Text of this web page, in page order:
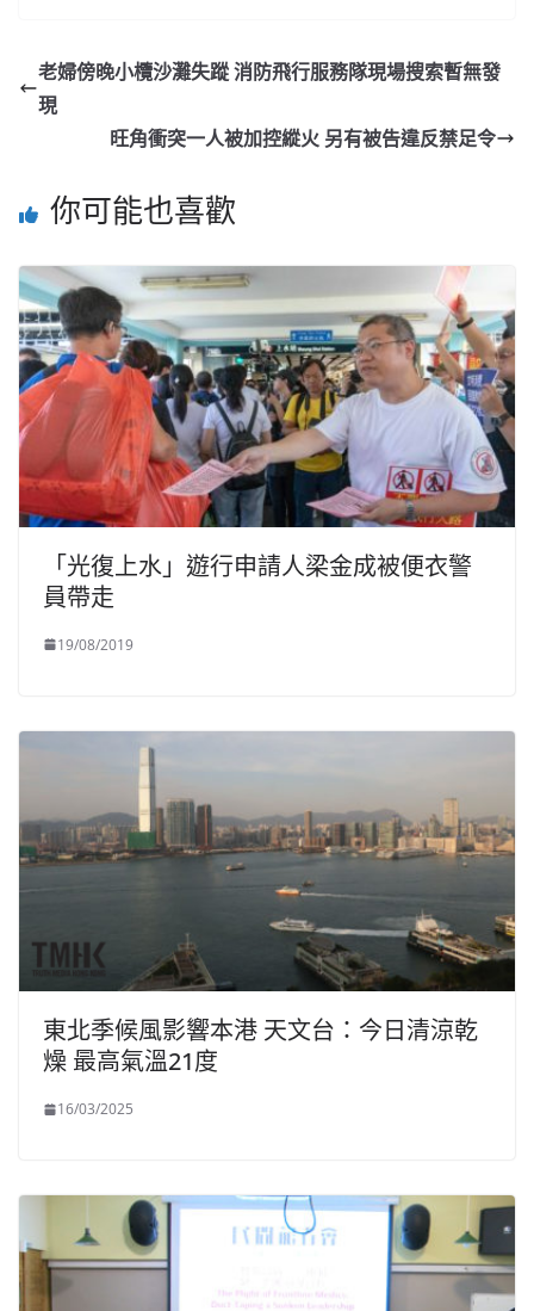
老婦傍晚小欖沙灘失蹤 消防飛行服務隊現場搜索暫無發
現
旺角衝突一人被加控縱火 另有被告違反禁足令
你可能也喜歡
「光復上水」遊行申請人梁金成被便衣警
員帶走
19/08/2019
東北季候風影響本港 天文台：今日清涼乾
燥 最高氣溫21度
16/03/2025